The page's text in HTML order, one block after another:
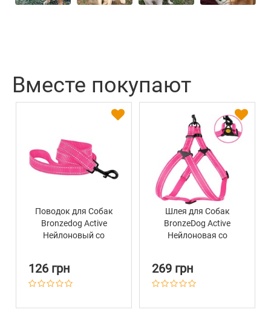
Вместе покупают
Поводок для Собак
Bronzedog Active
Нейлоновый со
126 грн
Шлея для Собак
BronzeDog Active
Нейлоновая со
269 грн